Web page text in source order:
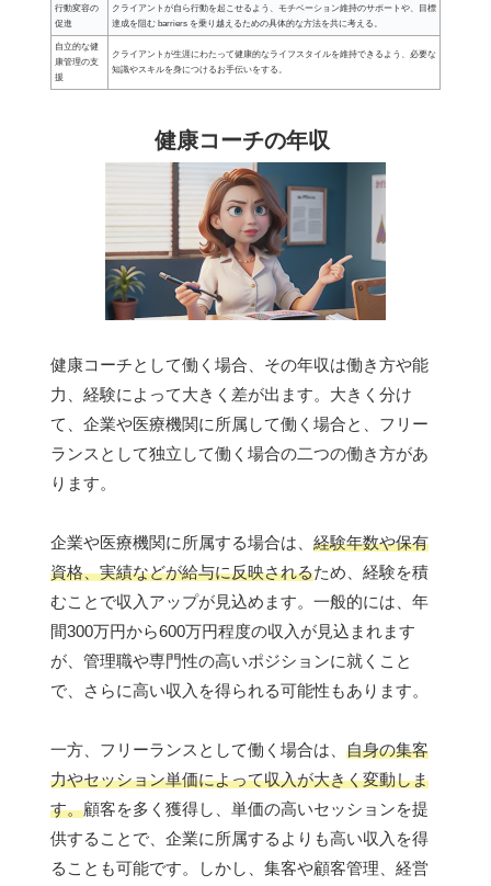
行動変容の
促進
クライアントが自ら行動を起こせるよう、モチベーション維持のサポートや、目標
達成を阻む barriers を乗り越えるための具体的な方法を共に考える。
自立的な健
康管理の支
援
クライアントが生涯にわたって健康的なライフスタイルを維持できるよう、必要な
知識やスキルを身につけるお手伝いをする。
健康コーチの年収
健康コーチとして働く場合、その年収は働き方や能
力、経験によって大きく差が出ます。大きく分け
て、企業や医療機関に所属して働く場合と、フリー
ランスとして独立して働く場合の二つの働き方があ
ります。
企業や医療機関に所属する場合は、 経験年数や保有
資格、実績などが給与に反映されるため、経験を積
むことで収入アップが見込めます。一般的には、年
間300万円から600万円程度の収入が見込まれます
が、管理職や専門性の高いポジションに就くこと
で、さらに高い収入を得られる可能性もあります。
一方、フリーランスとして働く場合は、 自身の集客
力やセッション単価によって収入が大きく変動しま
す。顧客を多く獲得し、単価の高いセッションを提
供することで、企業に所属するよりも高い収入を得
ることも可能です。しかし、集客や顧客管理、経営